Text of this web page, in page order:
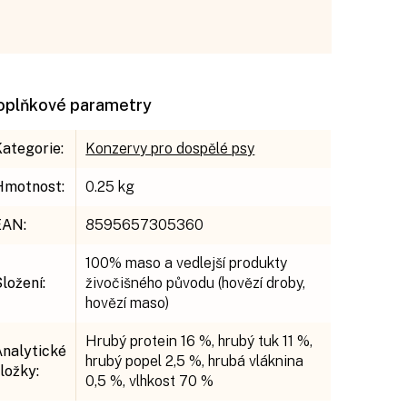
parametry
: Konzervy pro dospělé psy
: 0.25 kg
: 8595657305360
:
100% maso a vedlejší produkty
živočišného původu (hovězí droby,
hovězí maso)
:
Hrubý protein 16 %, hrubý tuk 11 %,
hrubý popel 2,5 %, hrubá vláknina
0,5 %, vlhkost 70 %